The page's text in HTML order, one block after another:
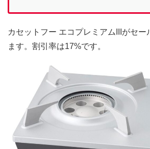
カセットフー エコプレミアムIIIがセー
ます。割引率は17%です。